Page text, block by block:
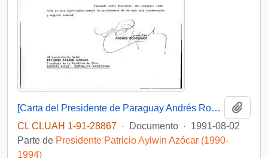
[Carta del Presidente de Paraguay Andrés Rodríguez en relación a la declaración Conjunta Presidencial Argentino - Chilena]
CL CLUAH 1-91-28867 · Documento · 1991-08-02
Parte de Presidente Patricio Aylwin Azócar (1990-
1994)